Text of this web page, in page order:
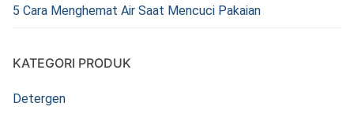
5 Cara Menghemat Air Saat Mencuci Pakaian
KATEGORI PRODUK
Detergen